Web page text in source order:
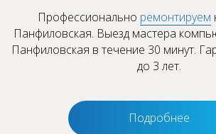
Профессионально ремонтируем
Панфиловская. Выезд мастера
Панфиловская в течение 30 минут.
до 3 лет.
Подробнее